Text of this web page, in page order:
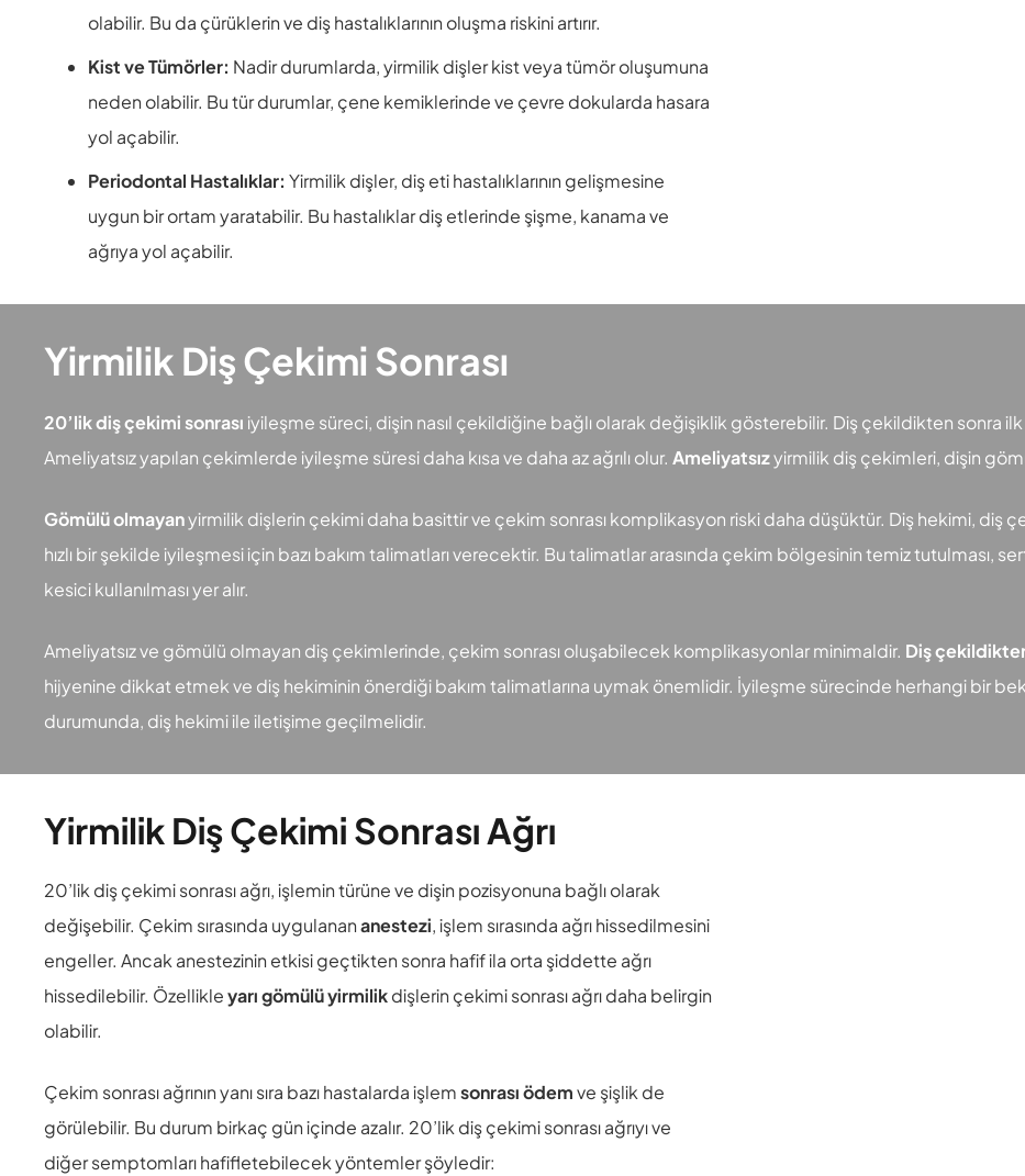
olabilir. Bu da çürüklerin ve diş hastalıklarının oluşma riskini artırır.
Kist ve Tümörler: Nadir durumlarda, yirmilik dişler kist veya tümör oluşumuna
neden olabilir. Bu tür durumlar, çene kemiklerinde ve çevre dokularda hasara
yol açabilir.
Periodontal Hastalıklar: Yirmilik dişler, diş eti hastalıklarının gelişmesine
uygun bir ortam yaratabilir. Bu hastalıklar diş etlerinde şişme, kanama ve
ağrıya yol açabilir.
Yirmilik Diş Çekimi Sonrası
20’lik diş çekimi sonrası iyileşme süreci, dişin nasıl çekildiğine bağlı olarak değişiklik gösterebilir. Diş çekildikten sonra
Ameliyatsız yapılan çekimlerde iyileşme süresi daha kısa ve daha az ağrılı olur. Ameliyatsızyirmilik diş çekimleri, dişin
Gömülü olmayanyirmilik dişlerin çekimi daha basittir ve çekim sonrası komplikasyon riski daha düşüktür. Diş hekimi, diş
hızlı bir şekilde iyileşmesi için bazı bakım talimatları verecektir. Bu talimatlar arasında çekim bölgesinin temiz tutulması,
kesici kullanılması yer alır.
Ameliyatsız ve gömülü olmayan diş çekimlerinde, çekim sonrası oluşabilecek komplikasyonlar minimaldir. Diş
hijyenine dikkat etmek ve diş hekiminin önerdiği bakım talimatlarına uymak önemlidir. İyileşme sürecinde herhangi bir
durumunda, diş hekimi ile iletişime geçilmelidir.
Yirmilik Diş Çekimi Sonrası Ağrı
20’lik diş çekimi sonrası ağrı, işlemin türüne ve dişin pozisyonuna bağlı olarak
değişebilir. Çekim sırasında uygulanananestezi, işlem sırasında ağrı hissedilmesini
engeller. Ancak anestezinin etkisi geçtikten sonra hafif ila orta şiddette ağrı
hissedilebilir. Özellikleyarı gömülü yirmilikdişlerin çekimi sonrası ağrı daha belirgin
olabilir.
Çekim sonrası ağrının yanı sıra bazı hastalarda işlemsonrası ödemve şişlik de
görülebilir. Bu durum birkaç gün içinde azalır. 20’lik diş çekimi sonrası ağrıyı ve
diğer semptomları hafifletebilecek yöntemler şöyledir: